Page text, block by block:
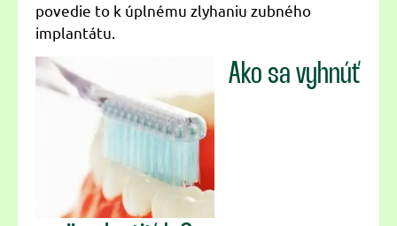
povedie to k úplnému zlyhaniu zubného
implantátu.
Ako sa vyhnúť